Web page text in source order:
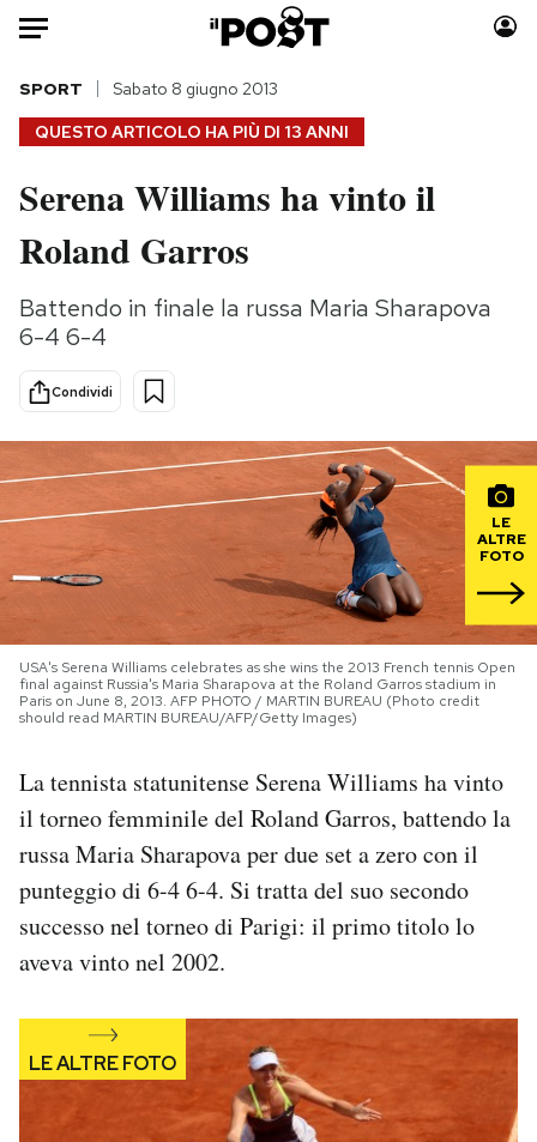
Auto
HOME
Italia
Politica
Tecnologia
Internet
Scienza
Cultura
Economia
Sport
Moda
Storie/Idee
Altrecose
Mondiali calcio 2026
PODCAST
NEWSLETTER
SHOP
CALENDARIO
AREA PERSONALE
Area Personale
Newsletter
Notifiche mobile
QUESTO ARTICOLO HA PIÙ DI 13 ANNI
SPORT Sabato 8 giugno 2013
Serena Williams ha vinto il
Roland Garros
Battendo in finale la russa Maria Sharapova
6-4 6-4
Condividi
LE
ALTRE
FOTO
USA's Serena Williams celebrates as she wins the 2013 French tennis Open
final against Russia's Maria Sharapova at the Roland Garros stadium in
Paris on June 8, 2013. AFP PHOTO / MARTIN BUREAU (Photo credit
should read MARTIN BUREAU/AFP/Getty Images)
La tennista statunitense Serena Williams ha vinto
il torneo femminile del Roland Garros, battendo la
russa Maria Sharapova per due set a zero con il
punteggio di 6-4 6-4. Si tratta del suo secondo
successo nel torneo di Parigi: il primo titolo lo
aveva vinto nel 2002.